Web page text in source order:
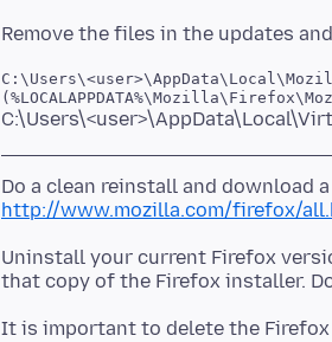
Do a clean reinstall and download
http://www.mozilla.com/firefox/
Uninstall your current Firefox
It is important to delete the